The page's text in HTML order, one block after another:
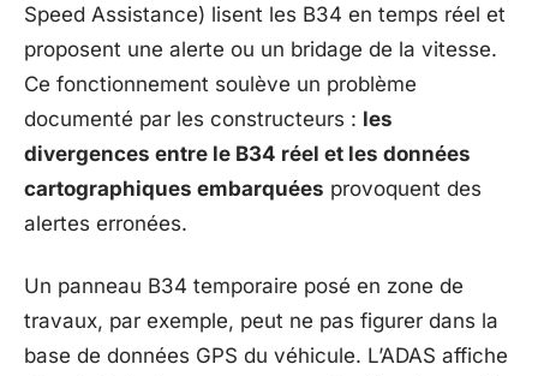
Speed Assistance) lisent les B34 en temps réel et
proposent une alerte ou un bridage de la vitesse.
Ce fonctionnement soulève un problème
documenté par les constructeurs : les
divergences entre le B34 réel et les données
cartographiques embarquées provoquent des
alertes erronées.
Un panneau B34 temporaire posé en zone de
travaux, par exemple, peut ne pas figurer dans la
base de données GPS du véhicule. L’ADAS affiche